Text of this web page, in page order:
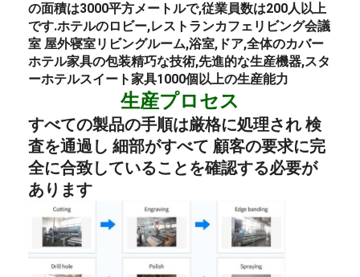
の面積は3000平方メートルで,従業員数は200人以上
です.ホテルのロビー,レストランカフェ リビング会議
室 屋外寝室リビングルーム,浴室,ドア,全体のカバー
ホテル家具の包装精巧な技術,先進的な生産機器,スタ
ーホテルスイート家具1000個以上の生産能力
生産プロセス
すべての製品の手順は厳格に処理され 検
査を通過し 細部がすべて 顧客の要求に完
全に合致していることを確認する必要が
あります